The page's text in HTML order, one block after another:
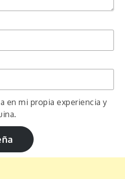
en mi propia experiencia y